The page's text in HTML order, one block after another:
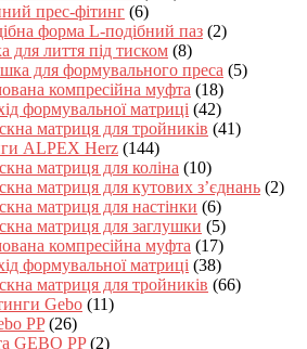
прес-фітинг (6)
форма L-подібний паз (2)
для лиття під тиском (8)
для формувального преса (5)
компресійна муфта (18)
формувальної матриці (42)
матриця для тройників (41)
ALPEX Herz (144)
матриця для коліна (10)
матриця для кутових з’єднань (2)
матриця для настінки (6)
матриця для заглушки (5)
компресійна муфта (17)
формувальної матриці (38)
матриця для тройників (66)
Gebo (11)
PP (26)
GEBO PP (2)